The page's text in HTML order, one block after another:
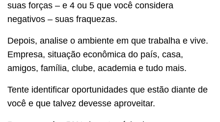
suas forças – e 4 ou 5 que você considera
negativos – suas fraquezas.
Depois, analise o ambiente em que trabalha e vive.
Empresa, situação econômica do país, casa,
amigos, família, clube, academia e tudo mais.
Tente identificar oportunidades que estão diante de
você e que talvez devesse aproveitar.